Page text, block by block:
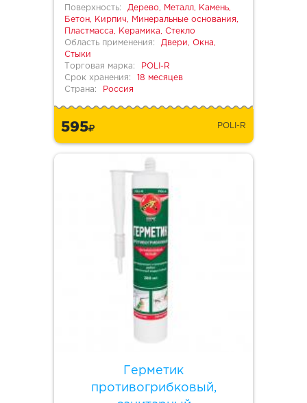
Поверхность:
Дерево, Металл, Камень,
Бетон, Кирпич, Минеральные основания,
Пластмасса, Керамика, Стекло
Область применения:
Двери, Окна,
Стыки
Торговая марка:
POLI-R
Срок хранения:
18 месяцев
Страна:
Россия
595 POLI-R
Герметик
противогрибковый,